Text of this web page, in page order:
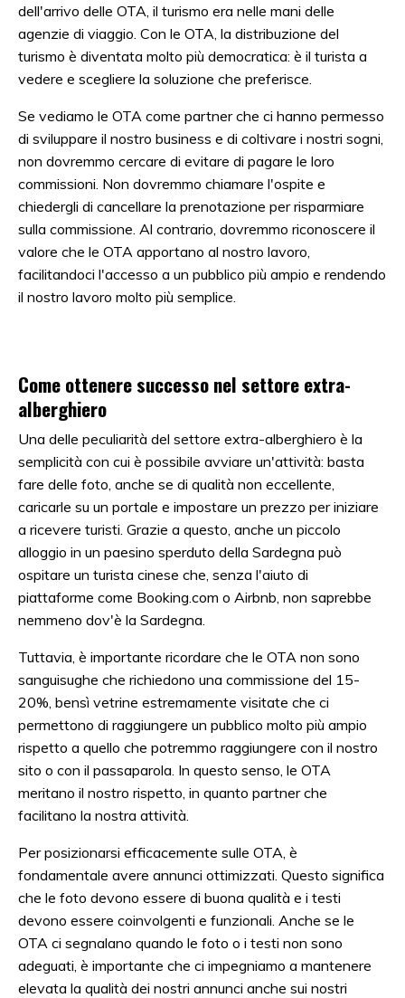
dell'arrivo delle OTA, il turismo era nelle mani delle
agenzie di viaggio. Con le OTA, la distribuzione del
turismo è diventata molto più democratica: è il turista a
vedere e scegliere la soluzione che preferisce.
Se vediamo le OTA come partner che ci hanno permesso
di sviluppare il nostro business e di coltivare i nostri sogni,
non dovremmo cercare di evitare di pagare le loro
commissioni. Non dovremmo chiamare l'ospite e
chiedergli di cancellare la prenotazione per risparmiare
sulla commissione. Al contrario, dovremmo riconoscere il
valore che le OTA apportano al nostro lavoro,
facilitandoci l'accesso a un pubblico più ampio e rendendo
il nostro lavoro molto più semplice.
Come ottenere successo nel settore extra-
alberghiero
Una delle peculiarità del settore extra-alberghiero è la
semplicità con cui è possibile avviare un'attività: basta
fare delle foto, anche se di qualità non eccellente,
caricarle su un portale e impostare un prezzo per iniziare
a ricevere turisti. Grazie a questo, anche un piccolo
alloggio in un paesino sperduto della Sardegna può
ospitare un turista cinese che, senza l'aiuto di
piattaforme come Booking.com o Airbnb, non saprebbe
nemmeno dov'è la Sardegna.
Tuttavia, è importante ricordare che le OTA non sono
sanguisughe che richiedono una commissione del 15-
20%, bensì vetrine estremamente visitate che ci
permettono di raggiungere un pubblico molto più ampio
rispetto a quello che potremmo raggiungere con il nostro
sito o con il passaparola. In questo senso, le OTA
meritano il nostro rispetto, in quanto partner che
facilitano la nostra attività.
Per posizionarsi efficacemente sulle OTA, è
fondamentale avere annunci ottimizzati. Questo significa
che le foto devono essere di buona qualità e i testi
devono essere coinvolgenti e funzionali. Anche se le
OTA ci segnalano quando le foto o i testi non sono
adeguati, è importante che ci impegniamo a mantenere
elevata la qualità dei nostri annunci anche sui nostri